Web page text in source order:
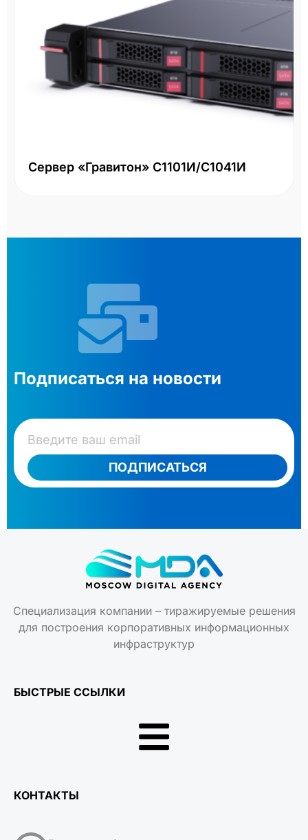
Сервер «Гравитон» С1101И/С1041И
Подписаться на новости
ПОДПИСАТЬСЯ
Специализация компании – тиражируемые решения
для построения корпоративных информационных
инфраструктур
БЫСТРЫЕ ССЫЛКИ
КОНТАКТЫ